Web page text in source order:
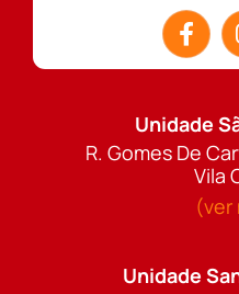
Unidade
R. Gomes De
Vila
(ver
Unidade